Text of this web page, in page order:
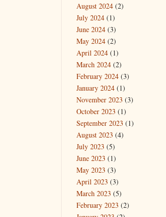
August 2024 (2)
July 2024 (1)
June 2024 (3)
May 2024 (2)
April 2024 (1)
March 2024 (2)
February 2024 (3)
January 2024 (1)
November 2023 (3)
October 2023 (1)
September 2023 (1)
August 2023 (4)
July 2023 (5)
June 2023 (1)
May 2023 (3)
April 2023 (3)
March 2023 (5)
February 2023 (2)